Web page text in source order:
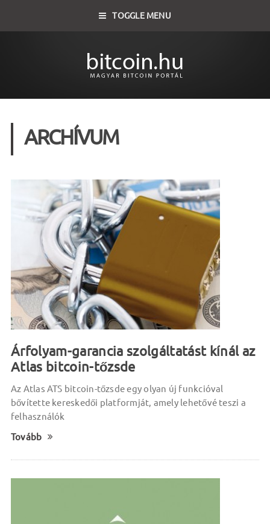
TOGGLE MENU
ARCHÍVUM
Árfolyam-garancia szolgáltatást kínál az
Atlas bitcoin-tőzsde
Az Atlas ATS bitcoin-tőzsde egy olyan új funkcióval
bővítette kereskedői platformját, amely lehetővé teszi a
felhasználók
Tovább